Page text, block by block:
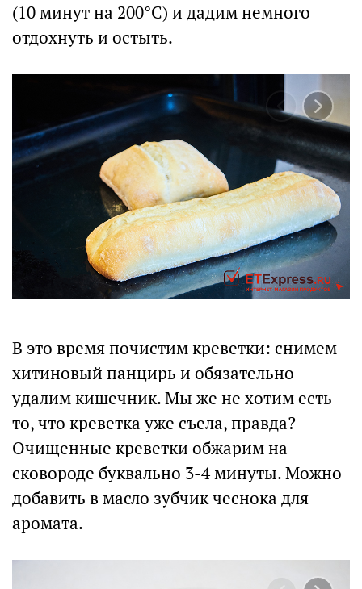
(10 минут на 200°С) и дадим немного
отдохнуть и остыть.
В это время почистим креветки: снимем
хитиновый панцирь и обязательно
удалим кишечник. Мы же не хотим есть
то, что креветка уже съела, правда?
Очищенные креветки обжарим на
сковороде буквально 3-4 минуты. Можно
добавить в масло зубчик чеснока для
аромата.